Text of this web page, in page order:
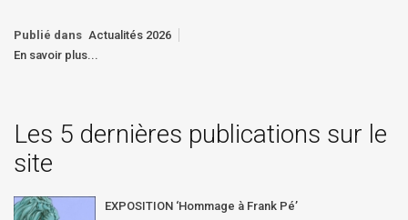
Publié dans Actualités 2026
En savoir plus...
Les 5 dernières publications sur le
site
EXPOSITION ‘Hommage à Frank Pé’